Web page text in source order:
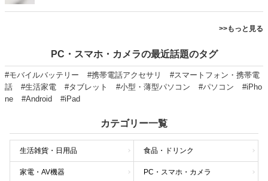
>>もっと見る
PC・スマホ・カメラの最近話題のタグ
#モバイルバッテリー #携帯電話アクセサリ
#スマートフォン・携帯電
話
#生活家電 #タブレット #小型・薄型パソコン #パソコン
#iPho
ne
#Android #iPad
カテゴリー一覧
生活雑貨・日用品 食品・ドリンク
家電・AV機器 PC・スマホ・カメラ